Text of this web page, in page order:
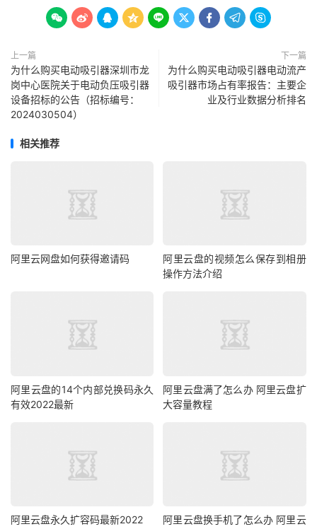
        
上一篇
为什么购买电动吸引器深圳市龙
岗中心医院关于电动负压吸引器
设备招标的公告（招标编号：
2024030504）
下一篇
为什么购买电动吸引器电动流产
吸引器市场占有率报告：主要企
业及行业数据分析排名
相关推荐
阿里云网盘如何获得邀请码
阿里云盘的视频怎么保存到相册
操作方法介绍
阿里云盘的14个内部兑换码永久
有效2022最新
阿里云盘满了怎么办 阿里云盘扩
大容量教程
阿里云盘永久扩容码最新2022
阿里云盘换手机了怎么办 阿里云